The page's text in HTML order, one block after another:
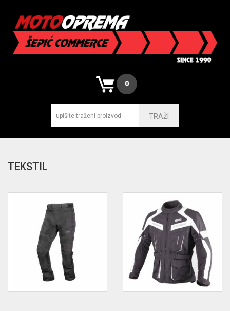
0
TRAŽI
TEKSTIL